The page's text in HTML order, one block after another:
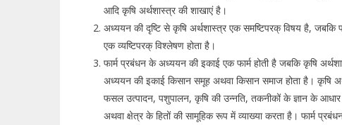
आदि कृषि अर्थशास्त्र की शाखाएं है।
अध्ययन की दृष्टि से कृषि अर्थशास्त्र एक समष्टिपरक् विषय है, जबकि
एक व्यष्टिपरक् विश्लेषण होता है।
फार्म प्रबंधन के अध्ययन की इकाई एक फार्म होती है जबकि कृषि
अध्ययन की इकाई किसान समूह अथवा किसान समाज होता है। कृषि
फसल उत्पादन, पशुपालन, कृषि की उन्नति, तकनीकों के ज्ञान के
अथवा क्षेत्र के हितों की सामूहिक रूप में व्याख्या करता है। फार्म